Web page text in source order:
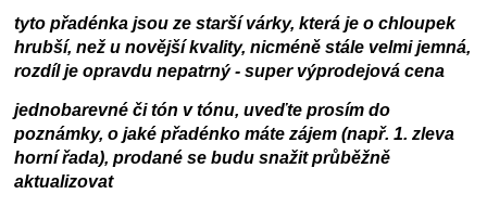
tyto přadénka jsou ze starší várky, která je o chloupek
hrubší, než u novější kvality, nicméně stále velmi jemná,
rozdíl je opravdu nepatrný - super výprodejová cena
jednobarevné či tón v tónu, uveďte prosím do
poznámky, o jaké přadénko máte zájem (např. 1. zleva
horní řada), prodané se budu snažit průběžně
aktualizovat